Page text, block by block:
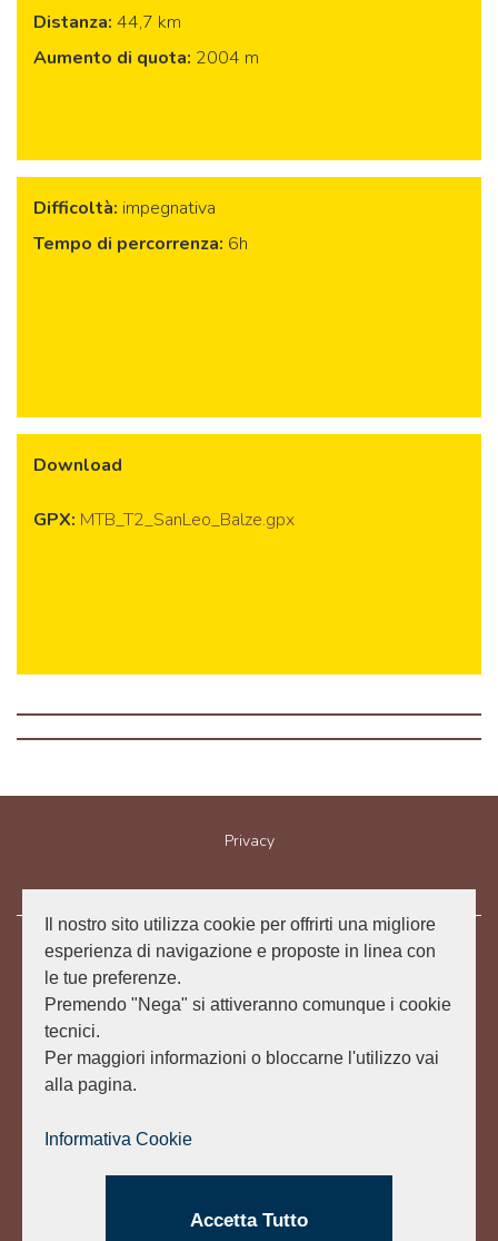
Distanza: 44,7 km
Aumento di quota: 2004 m
Difficoltà: impegnativa
Tempo di percorrenza: 6h
Download
GPX: MTB_T2_SanLeo_Balze.gpx
Privacy
Associazione "I cammini di Francesco in Emilia Romagna Aps"
Via Michele Rosa, n. 1
info@camminosanfrancescoriminilaverna.it
C.F. 91170020407 - Numero iscrizione al RUNTS: 35453
Il nostro sito utilizza cookie per offrirti una migliore
esperienza di navigazione e proposte in linea con
le tue preferenze.
Premendo "Nega" si attiveranno comunque i cookie
tecnici.
Per maggiori informazioni o bloccarne l'utilizzo vai
alla pagina.
Informativa Cookie
Accetta Tutto